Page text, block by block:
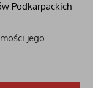
Podkarpackich
jego